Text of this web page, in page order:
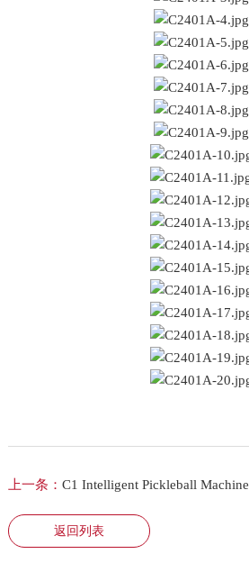
上一条： C1 Intelligent Pickleball Machine
返回列表